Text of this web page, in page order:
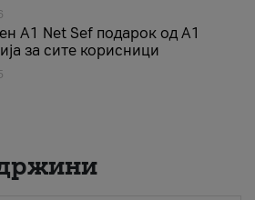
A1 Net Sеf подарок од А1
за сите корисници